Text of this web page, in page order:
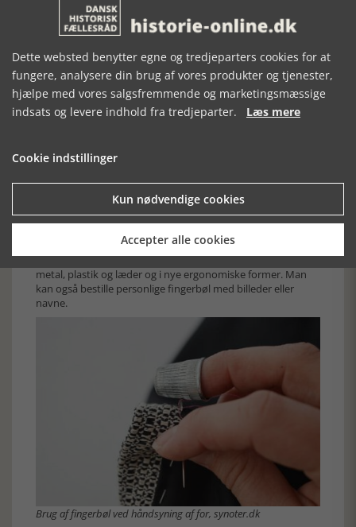
anvendt af postvæsnet under sortering af breve på Kjellerup
posthus. Fingerbøl af plastik kom frem i 1950-erne. De er
ofte i stærke farver.
Æske med fingerbøl, Skanderborg Museum
Et fingerbøl skal passe til ens finger og til det, man syr eller
quilter. Der fremstilles i dag i mange forskellige typer af
metal, plastik og læder og i nye ergonomiske former. Man
kan også bestille personlige fingerbøl med billeder eller
navne.
Brug af fingerbøl ved håndsyning af for, synoter.dk
Dette websted benytter egne og tredjeparters cookies for at
fungere, analysere din brug af vores produkter og tjenester,
hjælpe med vores salgsfremmende og marketingsmæssige
indsats og levere indhold fra tredjeparter. Læs mere
Cookie indstillinger
Kun nødvendige cookies
Accepter alle cookies